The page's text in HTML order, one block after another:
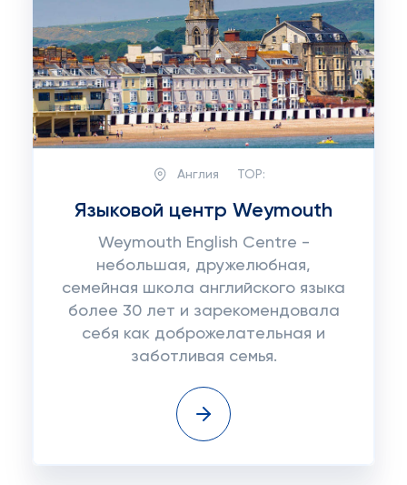
Англия TOP:
Языковой центр Weymouth
Weymouth English Centre -
небольшая, дружелюбная,
семейная школа английского языка
более 30 лет и зарекомендовала
себя как доброжелательная и
заботливая семья.